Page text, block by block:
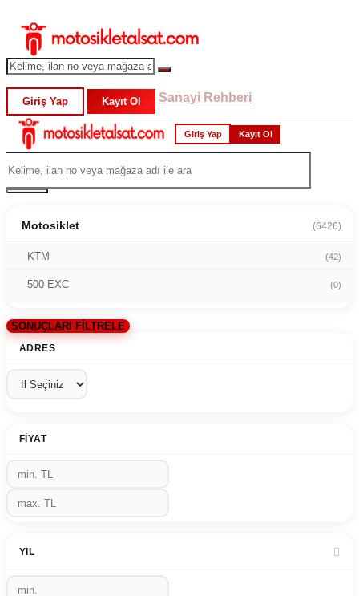
Giriş Yap Kayıt Ol Sanayi Rehberi
Giriş Yap Kayıt Ol
Motosiklet (6426)
KTM (42)
500 EXC (0)
SONUÇLARI FİLTRELE
ADRES
FIYAT
YIL